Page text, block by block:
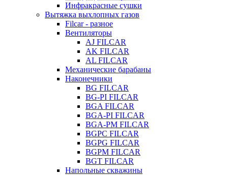
Инфракрасные сушки
Вытяжка выхлопных газов
Filcar - разное
Вентиляторы
AJ FILCAR
AK FILCAR
AL FILCAR
Механические барабаны
Наконечники
BG FILCAR
BG-PI FILCAR
BGA FILCAR
BGA-PI FILCAR
BGA-PM FILCAR
BGPC FILCAR
BGPG FILCAR
BGPM FILCAR
BGT FILCAR
Напольные скважины